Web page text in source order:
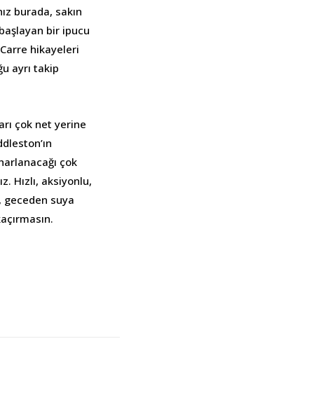
burada, sakın
bir ipucu
Carre hikayeleri
ayrı takip
çok net yerine
çok
Hızlı, aksiyonlu,
suya